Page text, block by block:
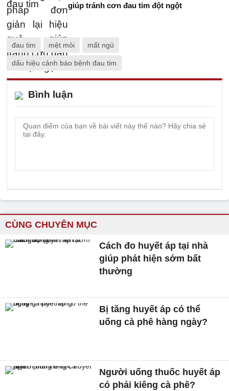
giúp tránh cơn đau tim đột ngột
đau tim mệt mỏi mất ngủ
dấu hiệu cảnh báo bệnh đau tim
Bình luận
CÙNG CHUYÊN MỤC
Cách đo huyết áp tại nhà
giúp phát hiện sớm bất
thường
Bị tăng huyết áp có thể
uống cà phê hàng ngày?
Người uống thuốc huyết áp
có phải kiêng cà phê?